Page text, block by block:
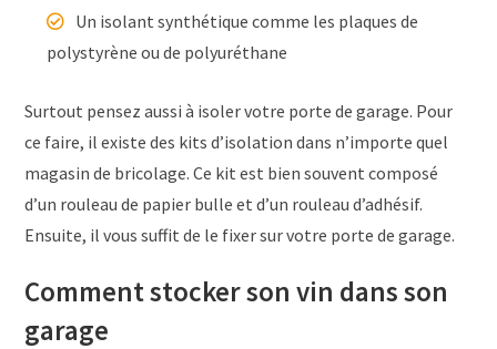
Un isolant synthétique comme les plaques de
polystyrène ou de polyuréthane
Surtout pensez aussi à isoler votre porte de garage. Pour
ce faire, il existe des kits d’isolation dans n’importe quel
magasin de bricolage. Ce kit est bien souvent composé
d’un rouleau de papier bulle et d’un rouleau d’adhésif.
Ensuite, il vous suffit de le fixer sur votre porte de garage.
Comment stocker son vin dans son
garage